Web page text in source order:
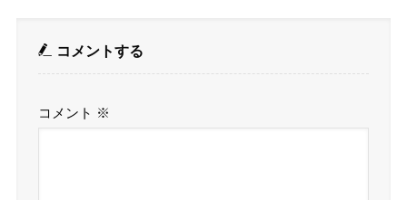
コメントする
コメント ※